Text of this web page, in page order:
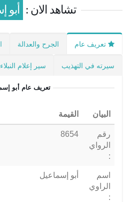
تشاهد الان : أبو
تعريف عام الجرح والعدالة
سيرته في التهذيب سير إعلام النبلاء
تعريف عام أبو
البيان القيمة
رقم
الرواي
:
8654
اسم
الراوي
:
أبو إسماعيل